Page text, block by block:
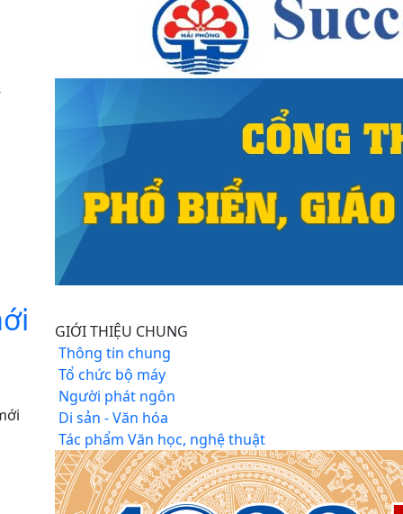
GIỚI THIỆU CHUNG
Thông tin chung
Tổ chức bộ máy
Người phát ngôn
Di sản - Văn hóa
Tác phẩm Văn học, nghệ thuật